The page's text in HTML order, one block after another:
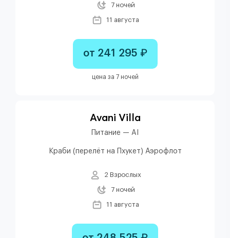
7 ночей
11 августа
от 241 295 ₽
цена за 7 ночей
Avani Villa
Питание — AI
Краби (перелёт на Пхукет) Аэрофлот
2 Взрослых
7 ночей
11 августа